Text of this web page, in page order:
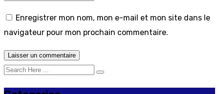
Enregistrer mon nom, mon e-mail et mon site dans le
navigateur pour mon prochain commentaire.